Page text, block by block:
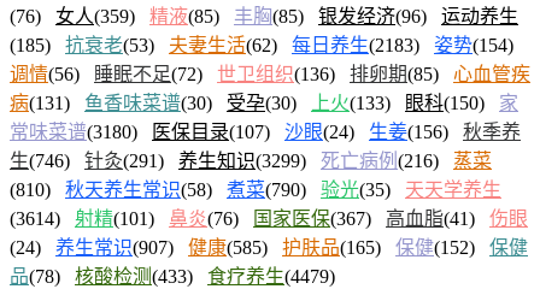
(76) 女人(359) 精液(85) 丰胸(85) 银发经济(96) 运动养生
(185) 抗衰老(53) 夫妻生活(62) 每日养生(2183) 姿势(154)
调情(56) 睡眠不足(72) 世卫组织(136) 排卵期(85) 心血管疾
病(131) 鱼香味菜谱(30) 受孕(30) 上火(133) 眼科(150) 家
常味菜谱(3180) 医保目录(107) 沙眼(24) 生姜(156) 秋季养
生(746) 针灸(291) 养生知识(3299) 死亡病例 (216) 蒸菜
(810) 秋天养生常识(58) 煮菜(790) 验光(35) 天天学养生
(3614) 射精(101) 鼻炎(76) 国家医保(367) 高血脂(41) 伤眼
(24) 养生常识(907) 健康(585) 护肤品(165) 保健(152) 保健
品(78) 核酸检测(433) 食疗养生(4479)